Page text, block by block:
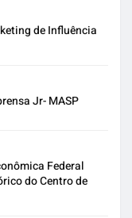
de Influência
Jr- MASP
Federal
do Centro de